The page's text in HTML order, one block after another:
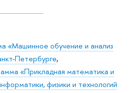
«Машинное обучение и анализ
Петербурге,
«Прикладная математика и
физики и технологий